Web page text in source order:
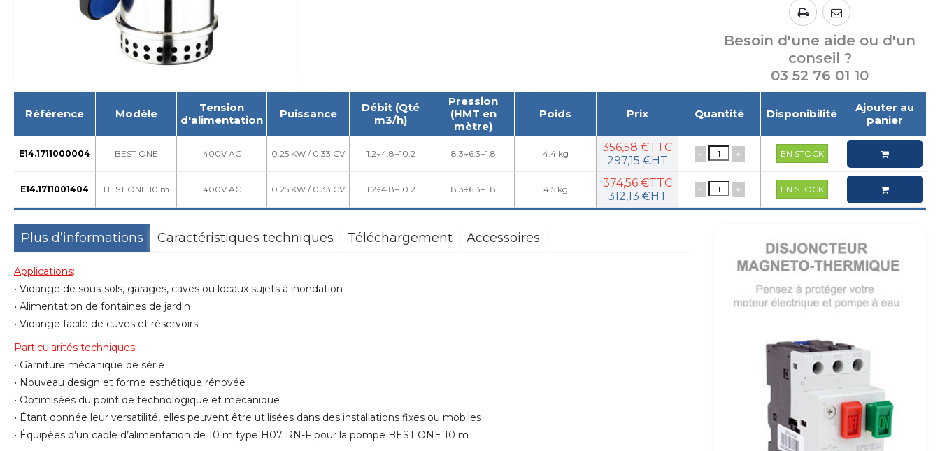
Besoin d'une aide ou d'un
conseil ?
03 52 76 01 10
Référence Modèle
Tension
d'alimentation
Puissance
Débit (Qté
m3/h)
Pression
(HMT en
mètre)
Poids Prix Quantité Disponibilité
Ajouter au
panier
E14.1711000004 BEST ONE 400V AC 0.25 KW / 0.33 CV 1.2÷4.8÷10.2 8.3÷6.3÷1.8 4.4 kg
356,58 €TTC
297,15 €HT
- + EN STOCK
E14.1711001404 BEST ONE 10 m 400V AC 0.25 KW / 0.33 CV 1.2÷4.8÷10.2 8.3÷6.3÷1.8 4.5 kg
374,56 €TTC
312,13 €HT
- + EN STOCK
Plus d’informations Caractéristiques techniques Téléchargement Accessoires
Applications:
• Vidange de sous-sols, garages, caves ou locaux sujets à inondation
• Alimentation de fontaines de jardin
• Vidange facile de cuves et réservoirs
Particularités techniques:
• Garniture mécanique de série
• Nouveau design et forme esthétique rénovée
• Optimisées du point de technologique et mécanique
• Étant donnée leur versatilité, elles peuvent être utilisées dans des installations fixes ou mobiles
• Équipées d’un câble d’alimentation de 10 m type H07 RN-F pour la pompe BEST ONE 10 m